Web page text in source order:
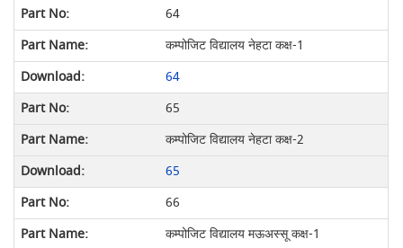
64
कम्पोजिट विद्यालय नेहटा कक्ष-1
64
65
कम्पोजिट विद्यालय नेहटा कक्ष-2
65
66
कम्पोजिट विद्यालय मऊअस्सू कक्ष-1